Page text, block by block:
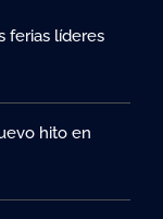
ferias líderes
hito en